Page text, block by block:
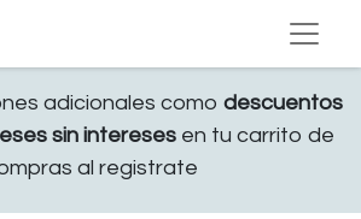
adicionales como descuentos
sin interesesen tu carrito de
al registrate